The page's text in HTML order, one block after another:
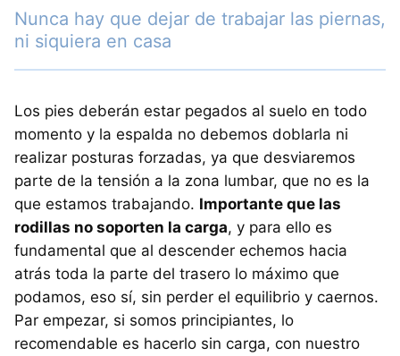
Nunca hay que dejar de trabajar las piernas,
ni siquiera en casa
Los pies deberán estar pegados al suelo en todo
momento y la espalda no debemos doblarla ni
realizar posturas forzadas, ya que desviaremos
parte de la tensión a la zona lumbar, que no es la
que estamos trabajando. Importante que las
rodillas no soporten la carga, y para ello es
fundamental que al descender echemos hacia
atrás toda la parte del trasero lo máximo que
podamos, eso sí, sin perder el equilibrio y caernos.
Par empezar, si somos principiantes, lo
recomendable es hacerlo sin carga, con nuestro